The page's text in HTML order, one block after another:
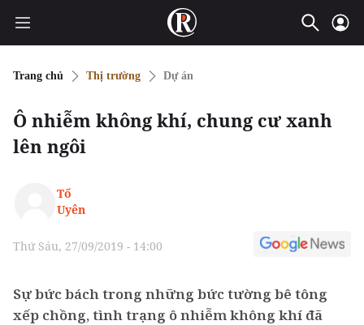
Trang chủ Thị trường Dự án
Ô nhiễm không khí, chung cư xanh
lên ngôi
Tố
Uyên
Thứ Sáu, 27/09/2019 - 14:00
Sự bức bách trong những bức tường bê tông
xếp chồng, tình trạng ô nhiễm không khí đã